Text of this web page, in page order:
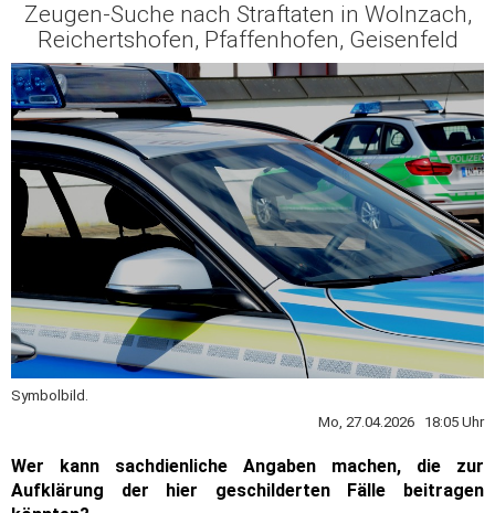
Zeugen-Suche nach Straftaten in Wolnzach,
Reichertshofen, Pfaffenhofen, Geisenfeld
Symbolbild.
Mo, 27.04.2026 18:05 Uhr
Wer kann sachdienliche Angaben machen, die zur
Aufklärung der hier geschilderten Fälle beitragen